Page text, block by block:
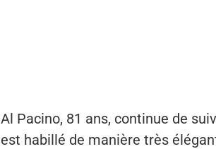
Al Pacino, 81 ans, continue de
est habillé de manière très